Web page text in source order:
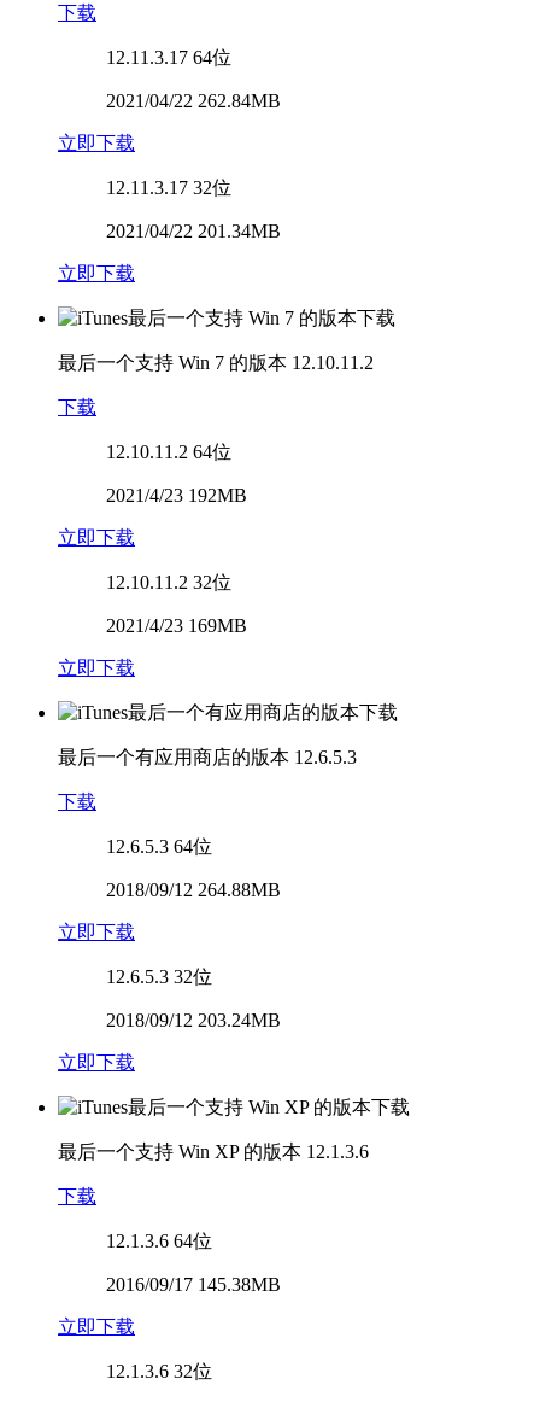
下载
12.11.3.17 64位
2021/04/22 262.84MB
立即下载
12.11.3.17 32位
2021/04/22 201.34MB
立即下载
最后一个支持 Win 7 的版本 12.10.11.2
下载
12.10.11.2 64位
2021/4/23 192MB
立即下载
12.10.11.2 32位
2021/4/23 169MB
立即下载
最后一个有应用商店的版本 12.6.5.3
下载
12.6.5.3 64位
2018/09/12 264.88MB
立即下载
12.6.5.3 32位
2018/09/12 203.24MB
立即下载
最后一个支持 Win XP 的版本 12.1.3.6
下载
12.1.3.6 64位
2016/09/17 145.38MB
立即下载
12.1.3.6 32位